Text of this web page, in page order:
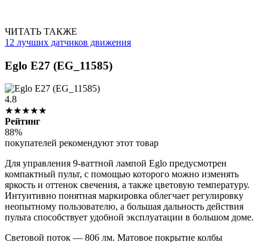
ЧИТАТЬ ТАКЖЕ
12 лучших датчиков движения
Eglo E27 (EG_11585)
4.8
★★★★★
Рейтинг
88%
покупателей рекомендуют этот товар
Для управления 9-ваттной лампой Eglo предусмотрен
компактный пульт, с помощью которого можно изменять
яркость и оттенок свечения, а также цветовую температуру.
Интуитивно понятная маркировка облегчает регулировку
неопытному пользователю, а большая дальность действия
пульта способствует удобной эксплуатации в большом доме.
Световой поток — 806 лм. Матовое покрытие колбы